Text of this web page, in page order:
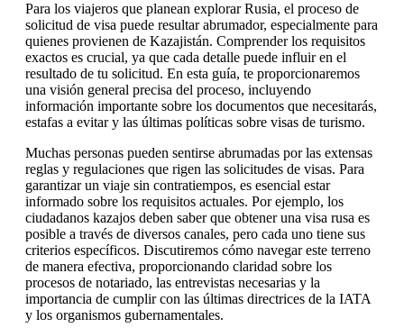
Para los viajeros que planean explorar Rusia, el proceso de
solicitud de visa puede resultar abrumador, especialmente para
quienes provienen de Kazajistán. Comprender los requisitos
exactos es crucial, ya que cada detalle puede influir en el
resultado de tu solicitud. En esta guía, te proporcionaremos
una visión general precisa del proceso, incluyendo
información importante sobre los documentos que necesitarás,
estafas a evitar y las últimas políticas sobre visas de turismo.
Muchas personas pueden sentirse abrumadas por las extensas
reglas y regulaciones que rigen las solicitudes de visas. Para
garantizar un viaje sin contratiempos, es esencial estar
informado sobre los requisitos actuales. Por ejemplo, los
ciudadanos kazajos deben saber que obtener una visa rusa es
posible a través de diversos canales, pero cada uno tiene sus
criterios específicos. Discutiremos cómo navegar este terreno
de manera efectiva, proporcionando claridad sobre los
procesos de notariado, las entrevistas necesarias y la
importancia de cumplir con las últimas directrices de la IATA
y los organismos gubernamentales.